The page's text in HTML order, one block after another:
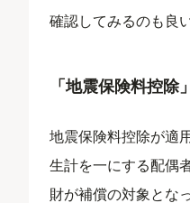
確認してみるのも良
「地震保険料控除
地震保険料控除が適
生計を一にする配偶
財が補償の対象とな